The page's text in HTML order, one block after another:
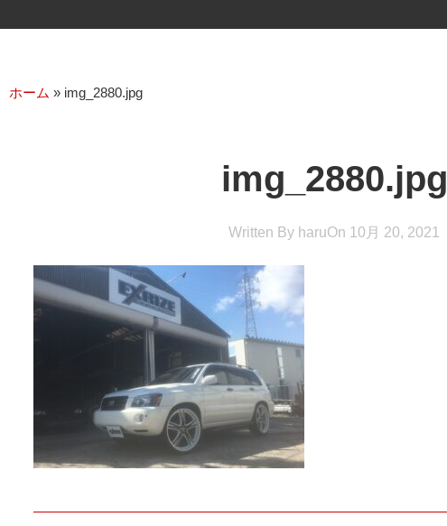
ホーム » img_2880.jpg
img_2880.jpg
Written By haruOn 10月 20, 2021